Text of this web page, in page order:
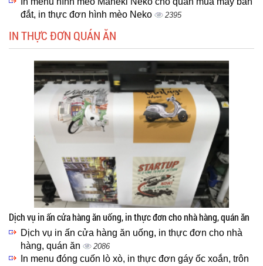
đắt, in thực đơn hình mèo Neko
2395
IN THỰC ĐƠN QUÁN ĂN
Dịch vụ in ấn cửa hàng ăn uống, in thực đơn cho nhà hàng, quán ăn
Dịch vụ in ấn cửa hàng ăn uống, in thực đơn cho nhà
hàng, quán ăn
2086
In menu đóng cuốn lò xò, in thực đơn gáy ốc xoắn, trôn